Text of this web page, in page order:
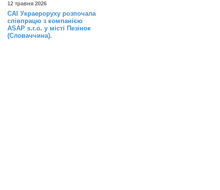
12 травня 2026
САІ Украероруху розпочала
співпрацю з компанією
ASAP s.r.o. у місті Пезінок
(Словаччина).